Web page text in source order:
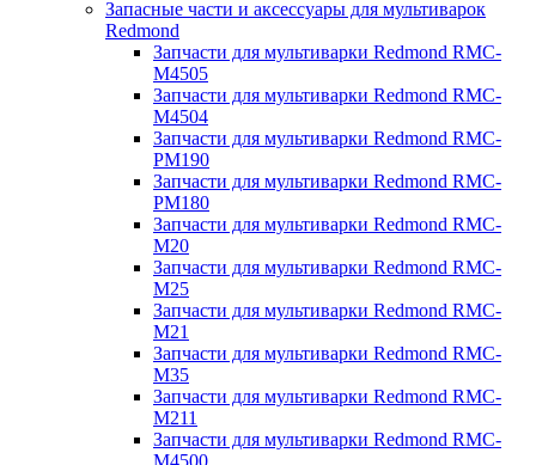
Запасные части и аксессуары для мультиварок
Redmond
Запчасти для мультиварки Redmond RMC-
M4505
Запчасти для мультиварки Redmond RMC-
M4504
Запчасти для мультиварки Redmond RMC-
PM190
Запчасти для мультиварки Redmond RMC-
PM180
Запчасти для мультиварки Redmond RMC-
M20
Запчасти для мультиварки Redmond RMC-
M25
Запчасти для мультиварки Redmond RMC-
M21
Запчасти для мультиварки Redmond RMC-
M35
Запчасти для мультиварки Redmond RMC-
M211
Запчасти для мультиварки Redmond RMC-
M4500